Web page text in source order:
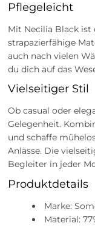
Pflegeleicht
Mit Necilia Black ist
strapazierfähige
auch nach vielen
du dich auf das
Vielseitiger Stil
Ob casual oder
Gelegenheit.
und schaffe
Anlässe. Die
Begleiter in jeder
Produktdetails
Marke:
Material: